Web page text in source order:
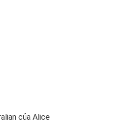
của Alice